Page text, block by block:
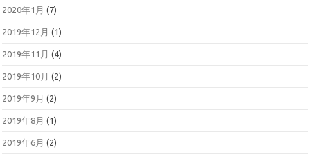
2020年1月 (7)
2019年12月 (1)
2019年11月 (4)
2019年10月 (2)
2019年9月 (2)
2019年8月 (1)
2019年6月 (2)